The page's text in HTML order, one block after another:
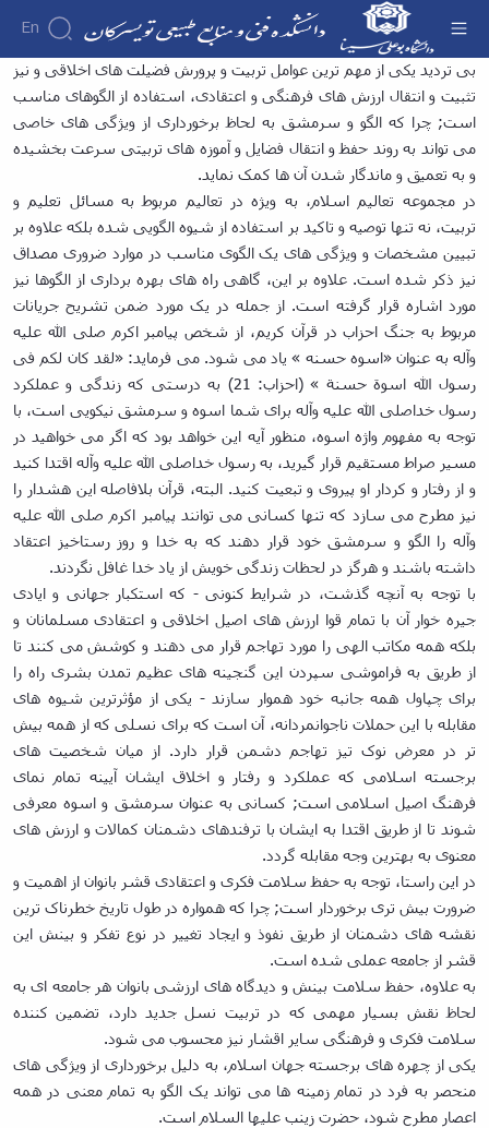
En
دانشکده
درباره
دانشکده
تاریخچه
ریاست
دانشکده
رؤسای
پیشین
آلبوم
عکس
اطلاعات
تماس
سازمان
دانشکده
معاونت
آموزشی
معاونت
پژوهشی
آموزش
آموزش
تقویم
آموزشی
دروس
ارائه
شده
دوره
کارشناسی
فرم
ها
و
آئین
نامه
ها
پژوهش
پژوهش
اولویت
های
پژوهشی
فرم
های
پژوهشی
کارگاه
ها
و
آزمایشگاه
نشریات
افراد
اساتید
اساتید
دانشکده
اساتید
بازنشسته
کارکنان
گروه
آموزشی
گروه
های
آموزشی
مهندسی
صنایع
مهندسی
صنایع
غذایی
مهندسی
فناوری
اطلاعات
زینب علیها السلام الگوی ماندگار؛ پنجم جمادی
الاولی سالروز ولادت حضرت زینب سلام الله علیها -
دانشکده فنی و منابع طبیعی تویسرکان
بی تردید یکی از مهم ترین عوامل تربیت و پرورش فضیلت های اخلاقی و نیز
تثبیت و انتقال ارزش های فرهنگی و اعتقادی، استفاده از الگوهای مناسب
است; چرا که الگو و سرمشق به لحاظ برخورداری از ویژگی های خاصی
می تواند به روند حفظ و انتقال فضایل و آموزه های تربیتی سرعت بخشیده
و به تعمیق و ماندگار شدن آن ها کمک نماید.
در مجموعه تعالیم اسلام، به ویژه در تعالیم مربوط به مسائل تعلیم و
تربیت، نه تنها توصیه و تاکید بر استفاده از شیوه الگویی شده بلکه علاوه بر
تبیین مشخصات و ویژگی های یک الگوی مناسب در موارد ضروری مصداق
نیز ذکر شده است. علاوه بر این، گاهی راه های بهره برداری از الگوها نیز
مورد اشاره قرار گرفته است. از جمله در یک مورد ضمن تشریح جریانات
مربوط به جنگ احزاب در قرآن کریم، از شخص پیامبر اکرم صلی الله علیه
وآله به عنوان «اسوه حسنه » یاد می شود. می فرماید: «لقد کان لکم فی
رسول الله اسوة حسنة » (احزاب: 21) به درستی که زندگی و عملکرد
رسول خداصلی الله علیه وآله برای شما اسوه و سرمشق نیکویی است، با
توجه به مفهوم واژه اسوه، منظور آیه این خواهد بود که اگر می خواهید در
مسیر صراط مستقیم قرار گیرید، به رسول خداصلی الله علیه وآله اقتدا کنید
و از رفتار و کردار او پیروی و تبعیت کنید. البته، قرآن بلافاصله این هشدار را
نیز مطرح می سازد که تنها کسانی می توانند پیامبر اکرم صلی الله علیه
وآله را الگو و سرمشق خود قرار دهند که به خدا و روز رستاخیز اعتقاد
داشته باشند و هرگز در لحظات زندگی خویش از یاد خدا غافل نگردند.
با توجه به آنچه گذشت، در شرایط کنونی - که استکبار جهانی و ایادی
جیره خوار آن با تمام قوا ارزش های اصیل اخلاقی و اعتقادی مسلمانان و
بلکه همه مکاتب الهی را مورد تهاجم قرار می دهند و کوشش می کنند تا
از طریق به فراموشی سپردن این گنجینه های عظیم تمدن بشری راه را
برای چپاول همه جانبه خود هموار سازند - یکی از مؤثرترین شیوه های
مقابله با این حملات ناجوانمردانه، آن است که برای نسلی که از همه بیش
تر در معرض نوک تیز تهاجم دشمن قرار دارد. از میان شخصیت های
برجسته اسلامی که عملکرد و رفتار و اخلاق ایشان آیینه تمام نمای
فرهنگ اصیل اسلامی است; کسانی به عنوان سرمشق و اسوه معرفی
شوند تا از طریق اقتدا به ایشان با ترفندهای دشمنان کمالات و ارزش های
معنوی به بهترین وجه مقابله گردد.
در این راستا، توجه به حفظ سلامت فکری و اعتقادی قشر بانوان از اهمیت و
ضرورت بیش تری برخوردار است; چرا که همواره در طول تاریخ خطرناک ترین
نقشه های دشمنان از طریق نفوذ و ایجاد تغییر در نوع تفکر و بینش این
قشر از جامعه عملی شده است.
به علاوه، حفظ سلامت بینش و دیدگاه های ارزشی بانوان هر جامعه ای به
لحاظ نقش بسیار مهمی که در تربیت نسل جدید دارد، تضمین کننده
سلامت فکری و فرهنگی سایر اقشار نیز محسوب می شود.
یکی از چهره های برجسته جهان اسلام، به دلیل برخورداری از ویژگی های
منحصر به فرد در تمام زمینه ها می تواند یک الگو به تمام معنی در همه
اعصار مطرح شود، حضرت زینب علیها السلام است.